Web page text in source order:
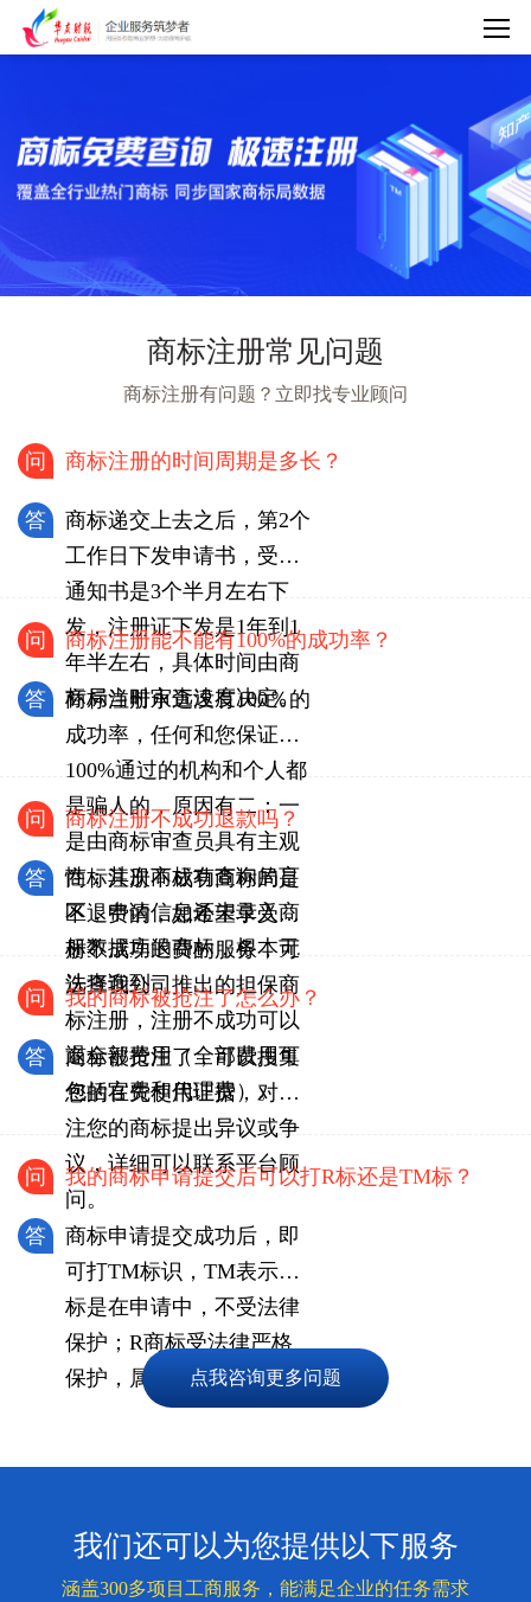
商标注册常见问题
商标注册有问题？立即找专业顾问
问 商标注册的时间周期是多长？
答
商标递交上去之后，第2个
工作日下发申请书，受理
通知书是3个半月左右下
发，注册证下发是1年到1
年半左右，具体时间由商
标局当时审查速度决定。
问 商标注册能不能有100%的成功率？
答
商标注册永远没有100％的
成功率，任何和您保证
100%通过的机构和个人都
是骗人的，原因有二：一
是由商标审查员具有主观
性；其次商标有查询的盲
区，申请信息还未录入商
标数据库的商标，根本无
法查询到。
问 商标注册不成功退款吗？
答
商标注册不成功商标局是
不退费的，如希望享受注
册不成功退费的服务，可
选择我公司推出的担保商
标注册，注册不成功可以
退全部费用（全部费用可
包括官费和代理费）。
问 我的商标被抢注了怎么办？
答
商标被抢注了，可以搜集
您的在先使用证据，对抢
注您的商标提出异议或争
议，详细可以联系平台顾
问。
问 我的商标申请提交后可以打R标还是TM标？
答
商标申请提交成功后，即
可打TM标识，TM表示商
标是在申请中，不受法律
保护；R商标受法律严格
保护，属于已注册商标。
点我咨询更多问题
我们还可以为您提供以下服务
涵盖300多项目工商服务，能满足企业的任务需求